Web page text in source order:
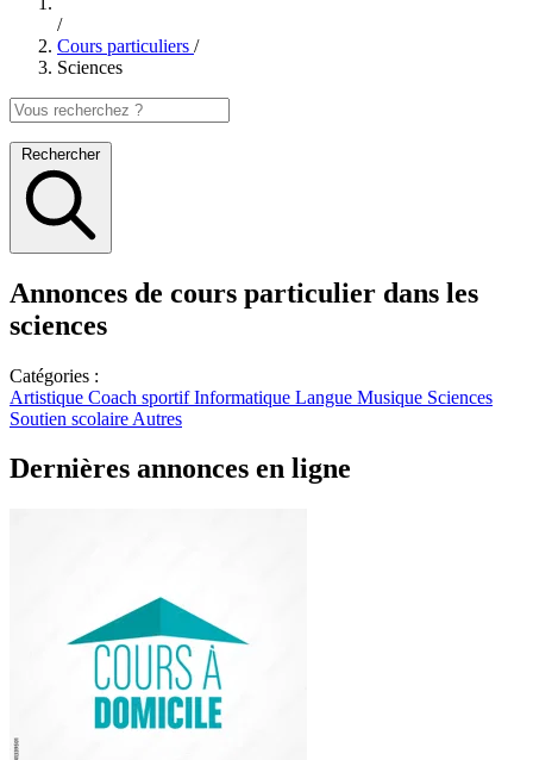
/
Cours particuliers /
Sciences
Rechercher
Annonces de cours particulier dans les
sciences
Catégories :
Artistique Coach sportifInformatique Langue Musique Sciences
Soutien scolaire Autres
Dernières annonces en ligne